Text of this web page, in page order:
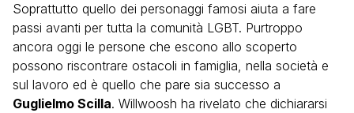
Soprattutto quello dei personaggi famosi aiuta a fare
passi avanti per tutta la comunità LGBT. Purtroppo
ancora oggi le persone che escono allo scoperto
possono riscontrare ostacoli in famiglia, nella società e
sul lavoro ed è quello che pare sia successo a
Guglielmo Scilla. Willwoosh ha rivelato che dichiararsi